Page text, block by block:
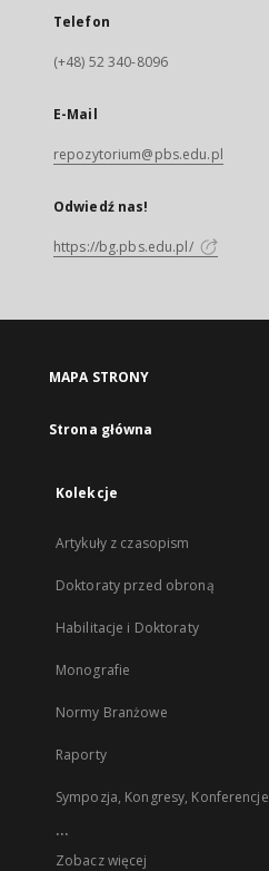
Telefon
(+48) 52 340-8096
E-Mail
repozytorium@pbs.edu.pl
Odwiedź nas!
https://bg.pbs.edu.pl/
MAPA STRONY
Strona główna
Kolekcje
Artykuły z czasopism
Doktoraty przed obroną
Habilitacje i Doktoraty
Monografie
Normy Branżowe
Raporty
Sympozja, Kongresy, Konferencje
...
Zobacz więcej